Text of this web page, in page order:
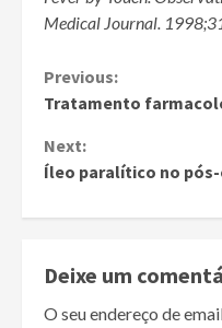
Medical Journal.
Continue
Previous:
Tratamento
Next:
Íleo paralítico no
Deixe um
O seu endereço de